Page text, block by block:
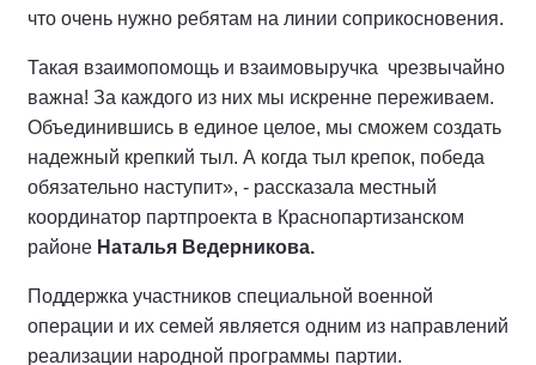
что очень нужно ребятам на линии соприкосновения.
Такая взаимопомощь и взаимовыручка чрезвычайно
важна! За каждого из них мы искренне переживаем.
Объединившись в единое целое, мы сможем создать
надежный крепкий тыл. А когда тыл крепок, победа
обязательно наступит», - рассказала местный
координатор партпроекта в Краснопартизанском
районе Наталья Ведерникова.
Поддержка участников специальной военной
операции и их семей является одним из направлений
реализации народной программы партии.